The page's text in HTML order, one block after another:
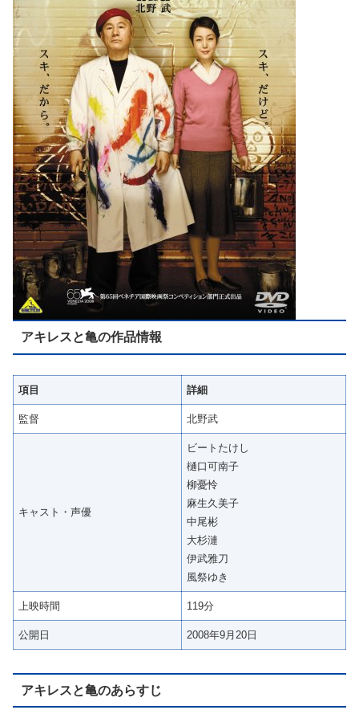
アキレスと亀の作品情報
項目 詳細
監督 北野武
キャスト・声優
ビートたけし
樋口可南子
柳憂怜
麻生久美子
中尾彬
大杉漣
伊武雅刀
風祭ゆき
上映時間 119分
公開日 2008年9月20日
アキレスと亀のあらすじ